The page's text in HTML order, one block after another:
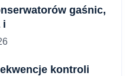
gaśnic,
i
kontroli